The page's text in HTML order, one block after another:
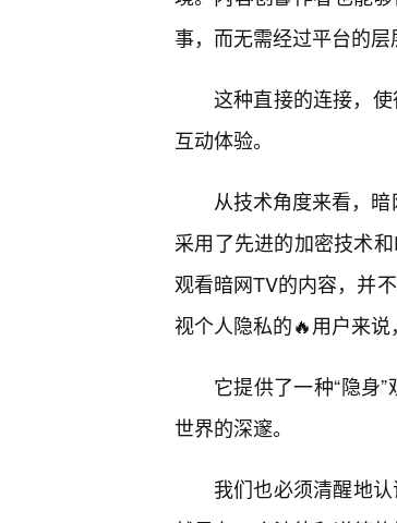
事，而无需经过平台的层
这种直接的连接，
互动体验。
从技术角度来看，
采用了先进的加密技术
观看暗网TV的内容，并
视个人隐私的🔥用户来说
它提供了一种“隐身
世界的深邃。
我们也必须清醒地